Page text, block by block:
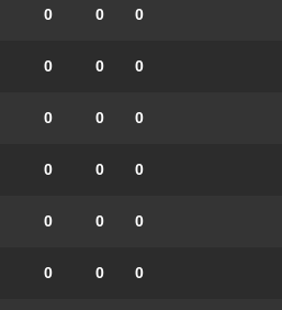
0
0
0
0
0
0
0
0
0
0
0
0
0
0
0
0
0
0